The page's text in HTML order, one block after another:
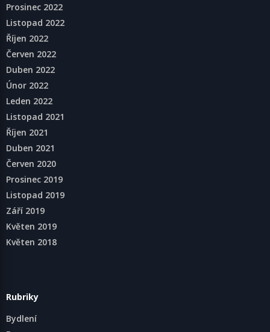
Prosinec 2022
Listopad 2022
Říjen 2022
Červen 2022
Duben 2022
Únor 2022
Leden 2022
Listopad 2021
Říjen 2021
Duben 2021
Červen 2020
Prosinec 2019
Listopad 2019
Září 2019
Květen 2019
Květen 2018
Rubriky
Bydlení